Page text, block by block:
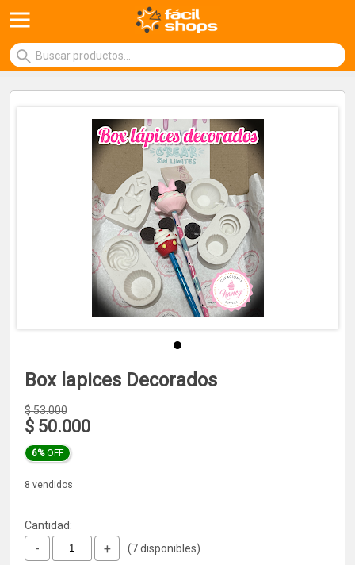
Box lapices Decorados
$53.000
$ 50.000
6%OFF
8 vendidos
Cantidad:
- + (7 disponibles)